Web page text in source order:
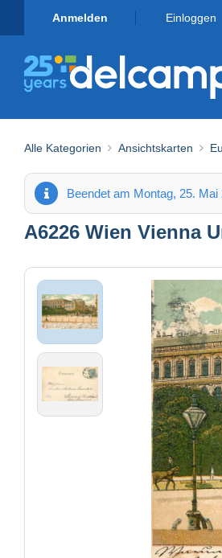
Anmelden Einloggen
Alle Kategorien Ansichtskarten
Beendet am Montag, 25. Mai
A6226 Wien Vienna